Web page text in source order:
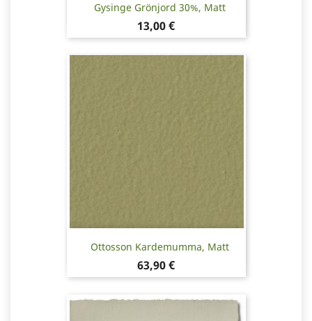
Gysinge Grönjord 30%, Matt
Pris
13,00 €
Ottosson Kardemumma, Matt
Pris
63,90 €